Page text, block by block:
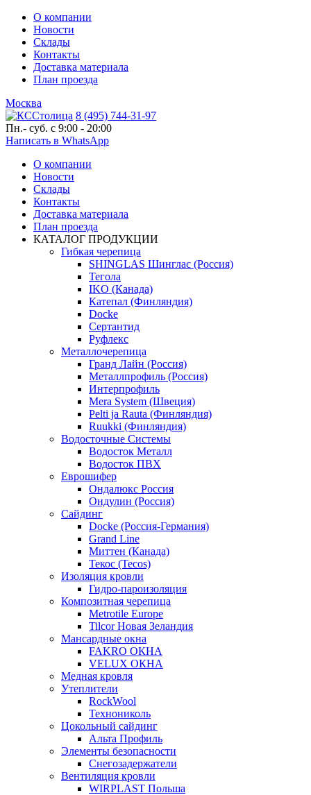
О компании
Новости
Склады
Контакты
Доставка материала
План проезда
Москва
8 (495) 744-31-97
Пн.- суб. с 9:00 - 20:00
Написать в WhatsApp
О компании
Новости
Склады
Контакты
Доставка материала
План проезда
КАТАЛОГ ПРОДУКЦИИ
Гибкая черепица
SHINGLAS Шинглас (Россия)
Тегола
IKO (Канада)
Катепал (Финляндия)
Docke
Сертантид
Руфлекс
Металлочерепица
Гранд Лайн (Россия)
Металлпрофиль (Россия)
Интерпрофиль
Mera System (Швеция)
Pelti ja Rauta (Финляндия)
Ruukki (Финляндия)
Водосточные Системы
Водосток Металл
Водосток ПВХ
Еврошифер
Ондалюкс Россия
Ондулин (Россия)
Сайдинг
Docke (Россия-Германия)
Grand Line
Миттен (Канада)
Текос (Tecos)
Изоляция кровли
Гидро-пароизоляция
Композитная черепица
Metrotile Europe
Tilcor Новая Зеландия
Мансардные окна
FAKRO ОКНА
VELUX ОКНА
Медная кровля
Утеплители
RockWool
Технониколь
Цокольный сайдинг
Альта Профиль
Элементы безопасности
Снегозадержатели
Вентиляция кровли
WIRPLAST Польша